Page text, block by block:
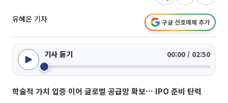
유혜은 기자 구글 선호매체 추가
기사 듣기 00:00 / 02:50
학술적 가치 입증 이어 글로벌 공급망 확보… IPO 준비 탄력